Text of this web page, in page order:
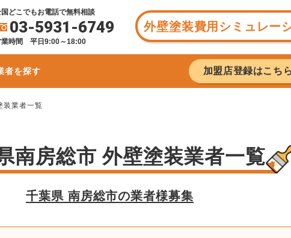
どこでもお電話で無料相談
03-5931-6749
業時間 平日9:00～18:00
外壁塗装費用シミュレー
者を探す 加盟店登録はこちら
装業者一覧
南房総市 外壁塗装業者一覧
千葉県 南房総市の業者様募集